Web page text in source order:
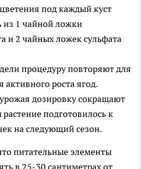
под каждый куст
из 1 чайной ложки
и 2 чайных ложек сульфата
процедуру повторяют для
роста ягод.
дозировку сокращают
подготовилось к
на следующий сезон.
питательные элементы